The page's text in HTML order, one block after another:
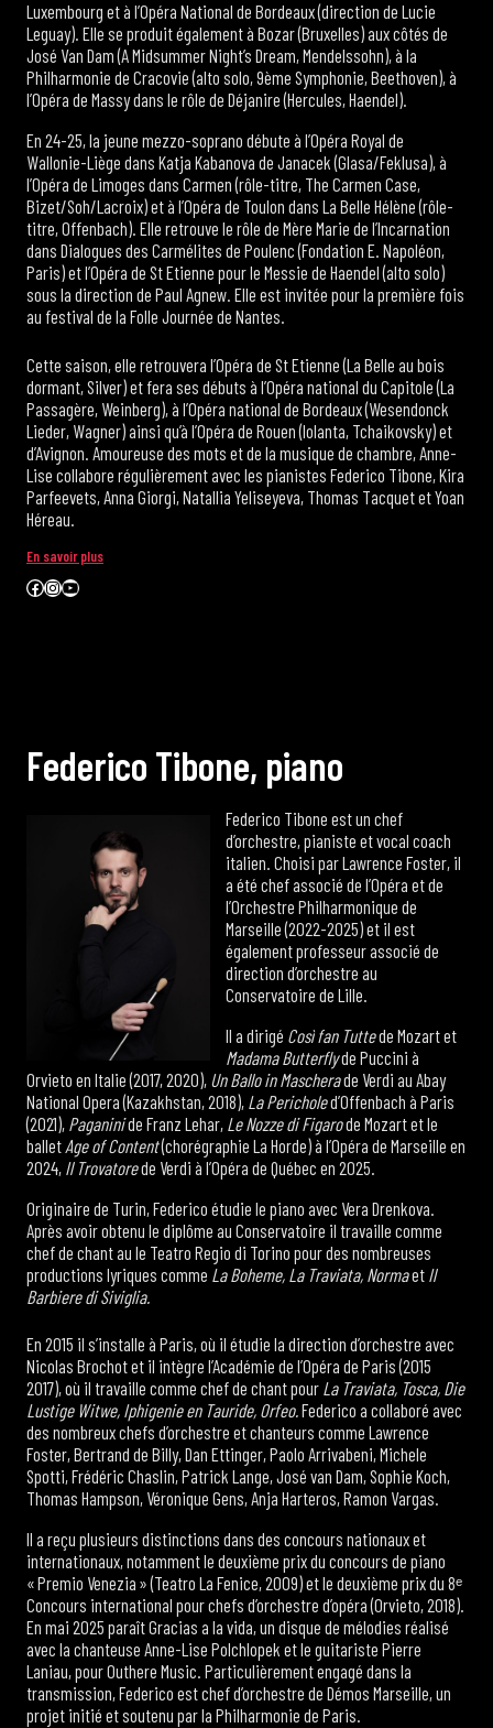
Luxembourg et à l’Opéra National de Bordeaux (direction de Lucie
Leguay). Elle se produit également à Bozar (Bruxelles) aux côtés de
José Van Dam (A Midsummer Night’s Dream, Mendelssohn), à la
Philharmonie de Cracovie (alto solo, 9ème Symphonie, Beethoven), à
l’Opéra de Massy dans le rôle de Déjanire (Hercules, Haendel).
En 24-25, la jeune mezzo-soprano débute à l’Opéra Royal de
Wallonie-Liège dans Katja Kabanova de Janacek (Glasa/Feklusa), à
l’Opéra de Limoges dans Carmen (rôle-titre, The Carmen Case,
Bizet/Soh/Lacroix) et à l’Opéra de Toulon dans La Belle Hélène (rôle-
titre, Offenbach). Elle retrouve le rôle de Mère Marie de l’Incarnation
dans Dialogues des Carmélites de Poulenc (Fondation E. Napoléon,
Paris) et l’Opéra de St Etienne pour le Messie de Haendel (alto solo)
sous la direction de Paul Agnew. Elle est invitée pour la première fois
au festival de la Folle Journée de Nantes.
Cette saison, elle retrouvera l’Opéra de St Etienne (La Belle au bois
dormant, Silver) et fera ses débuts à l’Opéra national du Capitole (La
Passagère, Weinberg), à l’Opéra national de Bordeaux (Wesendonck
Lieder, Wagner) ainsi qu’à l’Opéra de Rouen (Iolanta, Tchaikovsky) et
d’Avignon. Amoureuse des mots et de la musique de chambre, Anne-
Lise collabore régulièrement avec les pianistes Federico Tibone, Kira
Parfeevets, Anna Giorgi, Natallia Yeliseyeva, Thomas Tacquet et Yoan
Héreau.
En savoir plus
Facebook
Instagram
YouTube
Federico Tibone, piano
Federico Tibone est un chef
d’orchestre, pianiste et vocal coach
italien. Choisi par Lawrence Foster, il
a été chef associé de l’Opéra et de
l’Orchestre Philharmonique de
Marseille (2022-2025) et il est
également professeur associé de
direction d’orchestre au
Conservatoire de Lille.
Il a dirigé Così fan Tuttede Mozart et
Madama Butterflyde Puccini à
Orvieto en Italie (2017, 2020), Un Ballo in Mascherade Verdi au Abay
National Opera (Kazakhstan, 2018), La Pericholed’Offenbach à Paris
(2021), Paganinide Franz Lehar, Le Nozze di Figarode Mozart et le
ballet Age of Content(chorégraphie La Horde) à l’Opéra de Marseille en
2024, Il Trovatorede Verdi à l’Opéra de Québec en 2025.
Originaire de Turin, Federico étudie le piano avec Vera Drenkova.
Après avoir obtenu le diplôme au Conservatoire il travaille comme
chef de chant au le Teatro Regio di Torino pour des nombreuses
productions lyriques comme La Boheme, La Traviata, Normaet Il
Barbiere di Siviglia.
En 2015 il s’installe à Paris, où il étudie la direction d’orchestre avec
Nicolas Brochot et il intègre l’Académie de l’Opéra de Paris (2015
2017), où il travaille comme chef de chant pour La Traviata, Tosca, Die
Lustige Witwe, Iphigenie en Tauride, Orfeo.Federico a collaboré avec
des nombreux chefs d’orchestre et chanteurs comme Lawrence
Foster, Bertrand de Billy, Dan Ettinger, Paolo Arrivabeni, Michele
Spotti, Frédéric Chaslin, Patrick Lange, José van Dam, Sophie Koch,
Thomas Hampson, Véronique Gens, Anja Harteros, Ramon Vargas.
Il a reçu plusieurs distinctions dans des concours nationaux et
internationaux, notamment le deuxième prix du concours de piano
« Premio Venezia » (Teatro La Fenice, 2009) et le deuxième prix du 8ᵉ
Concours international pour chefs d’orchestre d’opéra (Orvieto, 2018).
En mai 2025 paraît Gracias a la vida, un disque de mélodies réalisé
avec la chanteuse Anne-Lise Polchlopek et le guitariste Pierre
Laniau, pour Outhere Music. Particulièrement engagé dans la
transmission, Federico est chef d’orchestre de Démos Marseille, un
projet initié et soutenu par la Philharmonie de Paris.